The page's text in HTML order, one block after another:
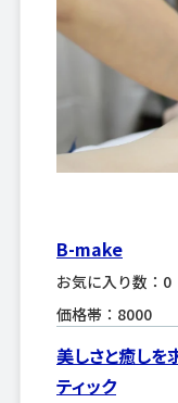
B-make
お気に入り数：0
価格帯：8000
美しさと癒し
ティック